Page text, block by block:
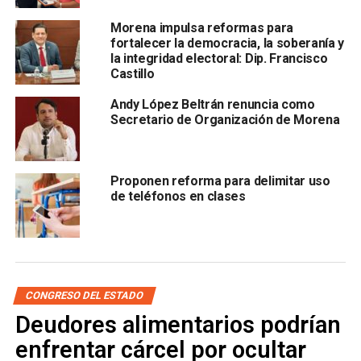
El CEEPAC deberá emitir un acuerdo en el que admita o
rechace la denuncia, o bien requiera información adicional
a los denunciantes, explicó Hugo Contreras Zepeda,
delegado especial del PRI nacional, que acompañó a
Rocha en el acto. El partido confía, afirmó, en que la
denuncia está suficientemente sustentada para ser
Como evidencia central, el PRI cita el caso de Sinaloa:
durante la campaña de 2021, el entonces candidato priista
a la gubernatura, Mario Zamora, denunció vínculos entre el
crimen organizado y el candidato de Morena, Ruben Rocha
Morena impulsa reformas para
fortalecer la democracia, la soberanía y
la integridad electoral: Dip. Francisco
Castillo
Andy López Beltrán renuncia como
Secretario de Organización de Morena
Proponen reforma para delimitar uso
de teléfonos en clases
CONGRESO DEL ESTADO
Deudores alimentarios podrían
enfrentar cárcel por ocultar